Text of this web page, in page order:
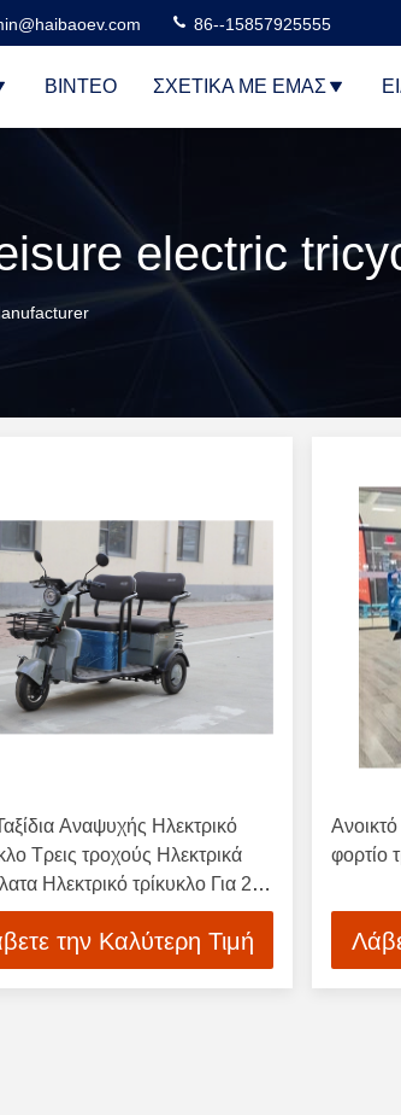
86--15857925555
ΒΊΝΤΕΟ ΣΧΕΤΙΚΆ ΜΕ ΕΜΆΣ
electric
Αναψυχής Ηλεκτρικό
Τρεις τροχούς Ηλεκτρικά
Ηλεκτρικό τρίκυκλο Για 2
την Καλύτερη Τιμή
Ανοικτό
φορτίο